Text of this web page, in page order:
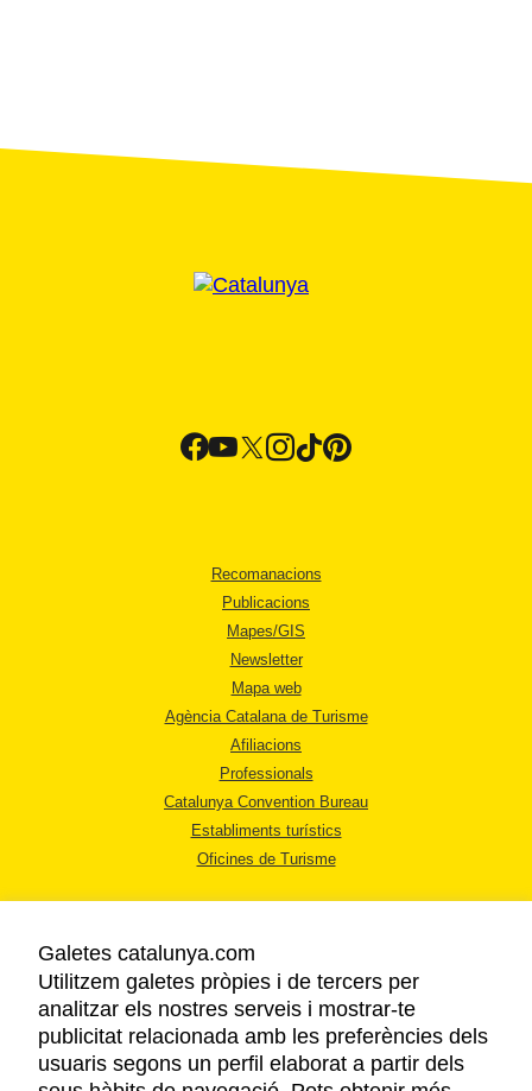
Recomanacions
Publicacions
Mapes/GIS
Newsletter
Mapa web
Agència Catalana de Turisme
Afiliacions
Professionals
Catalunya Convention Bureau
Establiments turístics
Oficines de Turisme
AVÍS LEGAL
POLÍTICA DE PRIVACITAT
COOKIES
Galetes catalunya.com
Utilitzem galetes pròpies i de tercers per
analitzar els nostres serveis i mostrar-te
publicitat relacionada amb les preferències dels
usuaris segons un perfil elaborat a partir dels